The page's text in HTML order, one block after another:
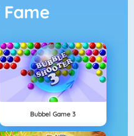
Fame
Bubbel Game 3